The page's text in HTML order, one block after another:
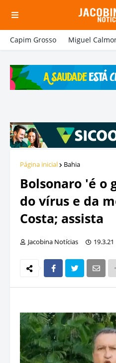
Capim Grosso Miguel
Página inicial Bahia
Bolsonaro 'é o
do vírus e da
Costa; assista
Jacobina Notícias 19.3.21